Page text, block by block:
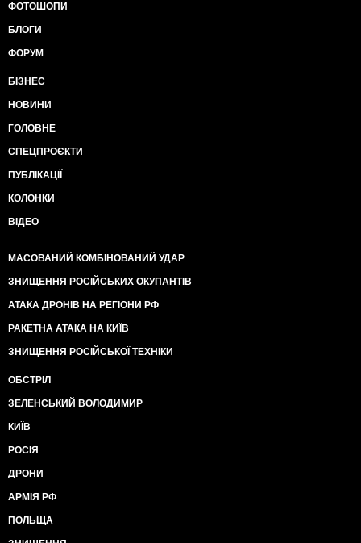
ФОТОШОПИ
БЛОГИ
ФОРУМ
БІЗНЕС
НОВИНИ
ГОЛОВНЕ
СПЕЦПРОЄКТИ
ПУБЛІКАЦІЇ
КОЛОНКИ
ВІДЕО
МАСОВАНИЙ КОМБІНОВАНИЙ УДАР
ЗНИЩЕННЯ РОСІЙСЬКИХ ОКУПАНТІВ
АТАКА ДРОНІВ НА РЕГІОНИ РФ
РАКЕТНА АТАКА НА КИЇВ
ЗНИЩЕННЯ РОСІЙСЬКОЇ ТЕХНІКИ
ОБСТРІЛ
ЗЕЛЕНСЬКИЙ ВОЛОДИМИР
КИЇВ
РОСІЯ
ДРОНИ
АРМІЯ РФ
ПОЛЬЩА